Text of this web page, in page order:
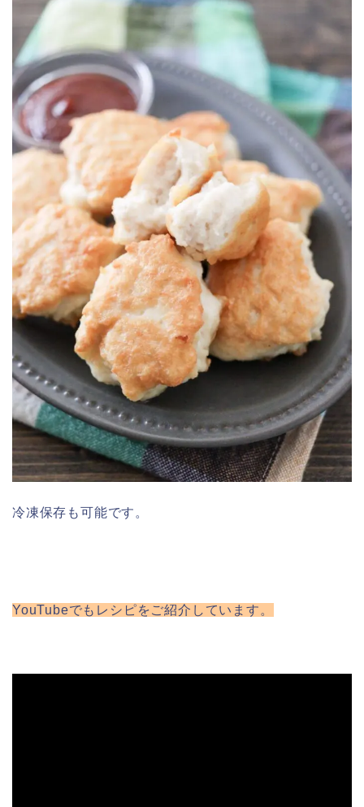
冷凍保存も可能です。
YouTubeでもレシピをご紹介しています。